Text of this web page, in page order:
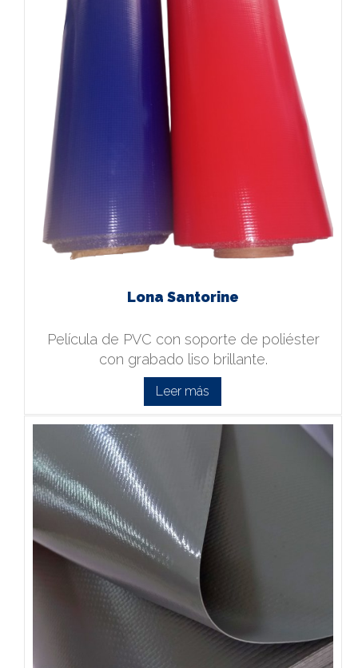
Lona Santorine
Película de PVC con soporte de poliéster
con grabado liso brillante.
Leer más